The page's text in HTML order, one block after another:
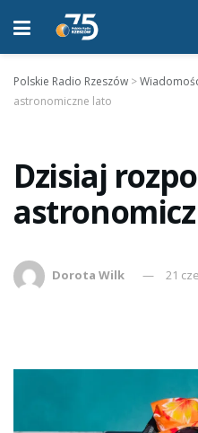
Polskie Radio Rzeszów >
astronomiczne lato
Dzisiaj
Dorota Wilk 21